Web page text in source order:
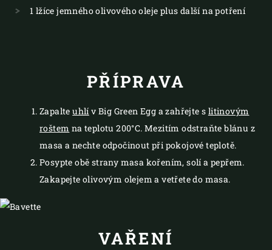
1 lžíce jemného olivového oleje plus další na potření
PŘÍPRAVA
Zapalteuhlí v Big Green Egg a zahřejte s litinovým
roštem na teplotu 200°C. Mezitím odstraňte blánu z
masa a nechte odpočinout při pokojové teplotě.
Posypte obě strany masa kořením, solí a pepřem.
Zakapejte olivovým olejem a vetřete do masa.
VAŘENÍ